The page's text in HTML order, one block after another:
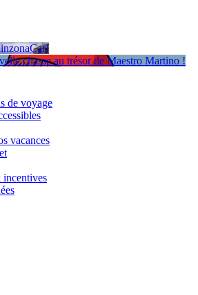
chasse au trésor de Maestro Martino !
de voyage
vacances